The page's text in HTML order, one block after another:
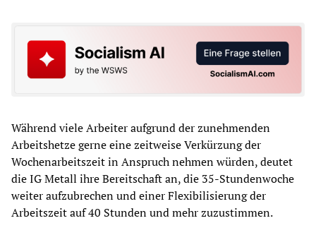
Während viele Arbeiter aufgrund der zunehmenden
Arbeitshetze gerne eine zeitweise Verkürzung der
Wochenarbeitszeit in Anspruch nehmen würden, deutet
die IG Metall ihre Bereitschaft an, die 35-Stundenwoche
weiter aufzubrechen und einer Flexibilisierung der
Arbeitszeit auf 40 Stunden und mehr zuzustimmen.